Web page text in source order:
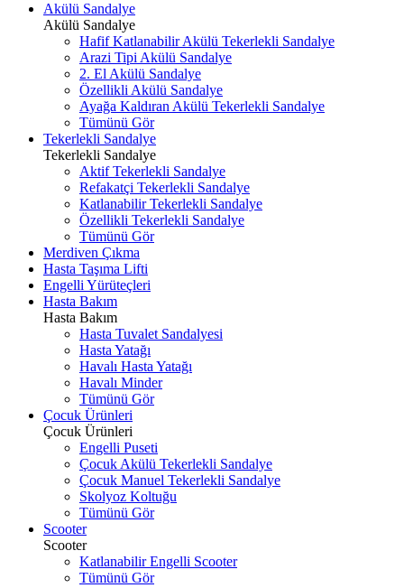
Akülü Sandalye
Akülü Sandalye
Hafif Katlanabilir Akülü Tekerlekli Sandalye
Arazi Tipi Akülü Sandalye
2. El Akülü Sandalye
Özellikli Akülü Sandalye
Ayağa Kaldıran Akülü Tekerlekli Sandalye
Tümünü Gör
Tekerlekli Sandalye
Tekerlekli Sandalye
Aktif Tekerlekli Sandalye
Refakatçi Tekerlekli Sandalye
Katlanabilir Tekerlekli Sandalye
Özellikli Tekerlekli Sandalye
Tümünü Gör
Merdiven Çıkma
Hasta Taşıma Lifti
Engelli Yürüteçleri
Hasta Bakım
Hasta Bakım
Hasta Tuvalet Sandalyesi
Hasta Yatağı
Havalı Hasta Yatağı
Havalı Minder
Tümünü Gör
Çocuk Ürünleri
Çocuk Ürünleri
Engelli Puseti
Çocuk Akülü Tekerlekli Sandalye
Çocuk Manuel Tekerlekli Sandalye
Skolyoz Koltuğu
Tümünü Gör
Scooter
Scooter
Katlanabilir Engelli Scooter
Tümünü Gör